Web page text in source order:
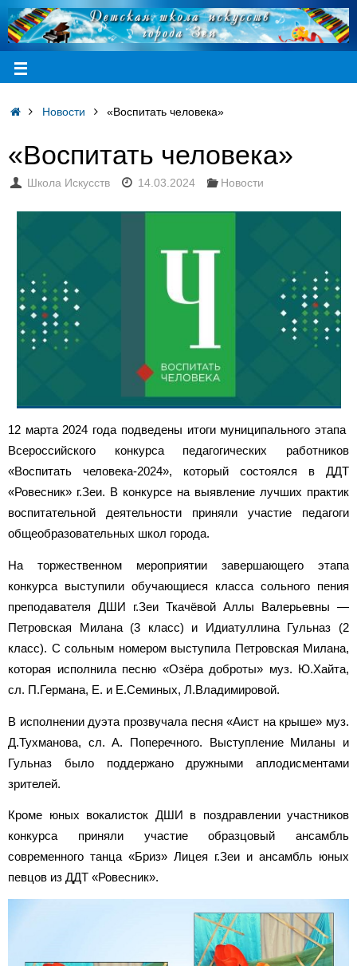
Новости «Воспитать человека»
«Воспитать человека»
Школа Искусств 14.03.2024 Новости
12 марта 2024 года подведены итоги муниципального этапа
Всероссийского конкурса педагогических работников
«Воспитать человека-2024», который состоялся в ДДТ
«Ровесник» г.Зеи. В конкурсе на выявление лучших практик
воспитательной деятельности приняли участие педагоги
общеобразовательных школ города.
На торжественном мероприятии завершающего этапа
конкурса выступили обучающиеся класса сольного пения
преподавателя ДШИ г.Зеи Ткачёвой Аллы Валерьевны —
Петровская Милана (3 класс) и Идиатуллина Гульназ (2
класс). С сольным номером выступила Петровская Милана,
которая исполнила песню «Озёра доброты» муз. Ю.Хайта,
сл. П.Германа, Е. и Е.Семиных, Л.Владимировой.
В исполнении дуэта прозвучала песня «Аист на крыше» муз.
Д.Тухманова, сл. А. Поперечного. Выступление Миланы и
Гульназ было поддержано дружными аплодисментами
зрителей.
Кроме юных вокалисток ДШИ в поздравлении участников
конкурса приняли участие образцовый ансамбль
современного танца «Бриз» Лицея г.Зеи и ансамбль юных
певцов из ДДТ «Ровесник».